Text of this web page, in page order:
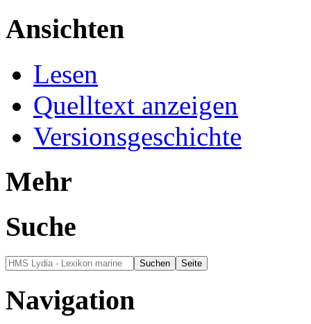
Ansichten
Lesen
Quelltext anzeigen
Versionsgeschichte
Mehr
Suche
Navigation